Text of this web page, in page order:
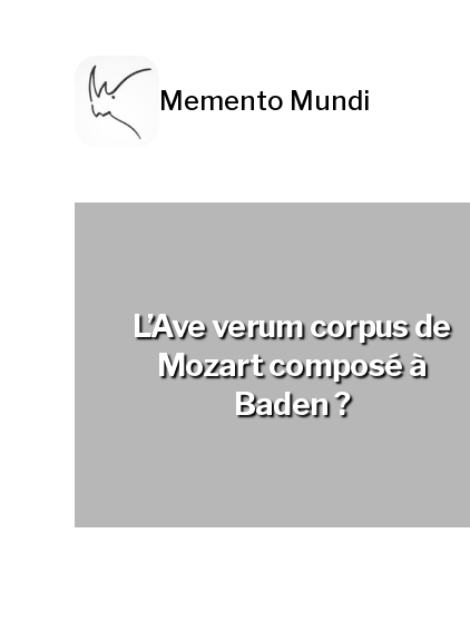
Memento Mundi
L’Ave verum corpus de
Mozart composé à
Baden ?